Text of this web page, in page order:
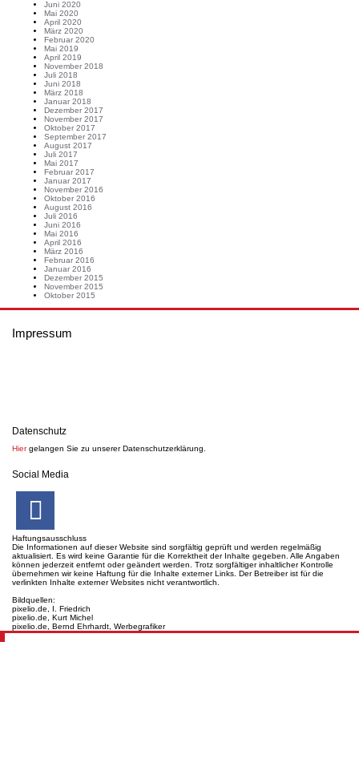
Juni 2020
Mai 2020
April 2020
März 2020
Februar 2020
Mai 2019
April 2019
November 2018
Juli 2018
Juni 2018
März 2018
Januar 2018
Dezember 2017
November 2017
Oktober 2017
September 2017
August 2017
Juli 2017
Mai 2017
Februar 2017
Januar 2017
November 2016
Oktober 2016
August 2016
Juli 2016
Juni 2016
Mai 2016
April 2016
März 2016
Februar 2016
Januar 2016
Dezember 2015
November 2015
Oktober 2015
Impressum
Datenschutz
Hiergelangen Sie zu unserer Datenschutzerklärung.
Social Media
Haftungsausschluss
Die Informationen auf dieser Website sind sorgfältig geprüft und werden regelmäßig
aktualisiert. Es wird keine Garantie für die Korrektheit der Inhalte gegeben. Alle Angaben
können jederzeit entfernt oder geändert werden. Trotz sorgfältiger inhaltlicher Kontrolle
übernehmen wir keine Haftung für die Inhalte externer Links. Der Betreiber ist für die
verlinkten Inhalte externer Websites nicht verantwortlich.
Bildquellen:
pixelio.de, I. Friedrich
pixelio.de, Kurt Michel
pixelio.de, Bernd Ehrhardt, Werbegrafiker